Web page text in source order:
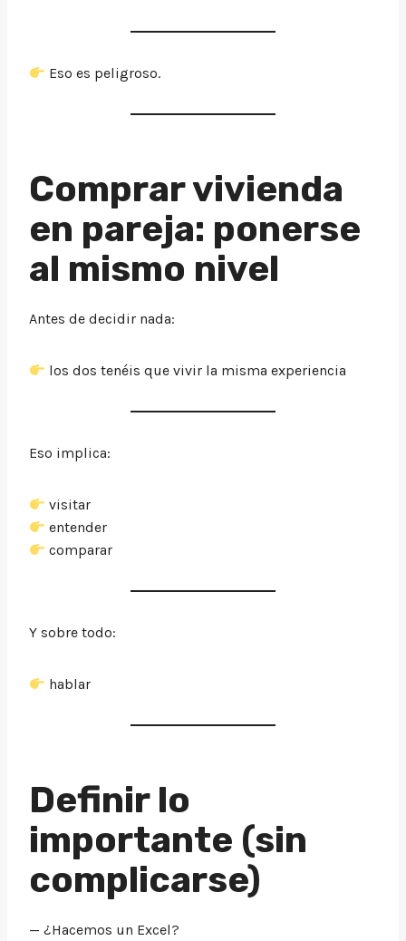
Eso es peligroso.
Comprar vivienda
en pareja: ponerse
al mismo nivel
Antes de decidir nada:
los dos tenéis que vivir la misma experiencia
Eso implica:
visitar
entender
comparar
Y sobre todo:
hablar
Definir lo
importante (sin
complicarse)
— ¿Hacemos un Excel?